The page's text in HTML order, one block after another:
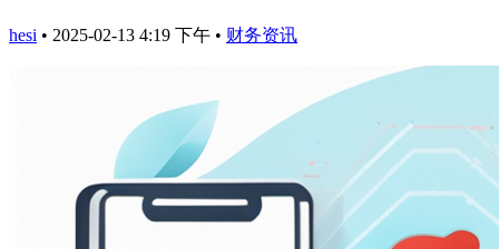
hesi • 2025-02-13 4:19 下午 • 财务资讯